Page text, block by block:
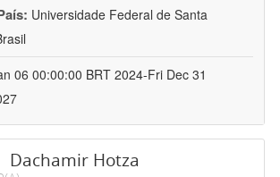
Universidade Federal de Santa
06 00:00:00 BRT 2024-Fri Dec 31
Dachamir Hotza